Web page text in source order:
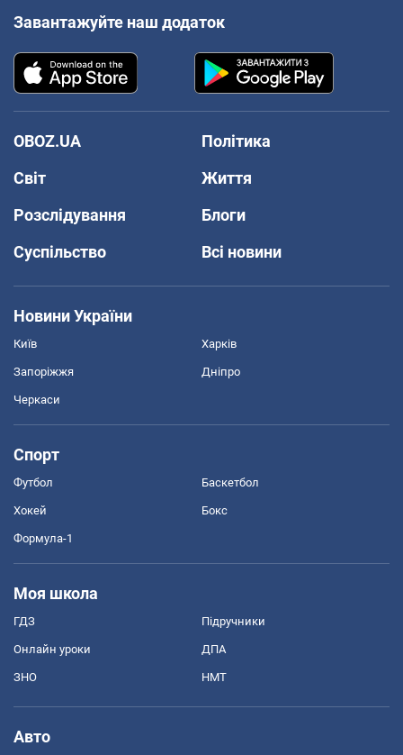
Завантажуйте наш додаток
OBOZ.UA
Політика
Світ
Життя
Розслідування
Блоги
Суспільство
Всі новини
Новини України
Київ Харків
Запоріжжя Дніпро
Черкаси
Спорт
Футбол Баскетбол
Хокей Бокс
Формула-1
Моя школа
ГДЗ Підручники
Онлайн уроки ДПА
ЗНО НМТ
Авто